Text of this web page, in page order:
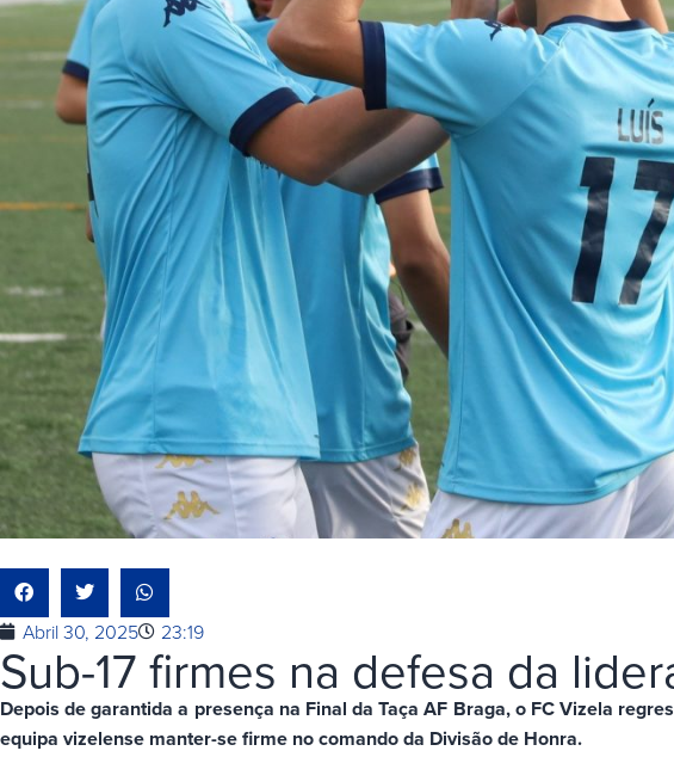
Abril 30, 2025 23:19
Sub-17 firmes na defesa da
Depois de garantida a presença na Final da Taça AF Braga, o FC Vizela
equipa vizelense manter-se firme no comando da Divisão de Honra.